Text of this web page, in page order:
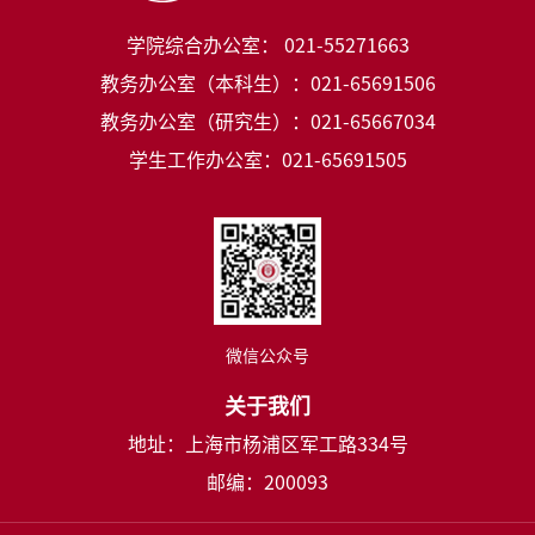
学院综合办公室： 021-55271663
教务办公室（本科生）：021-65691506
教务办公室（研究生）：021-65667034
学生工作办公室：021-65691505
微信公众号
关于我们
地址：上海市杨浦区军工路334号
邮编：200093